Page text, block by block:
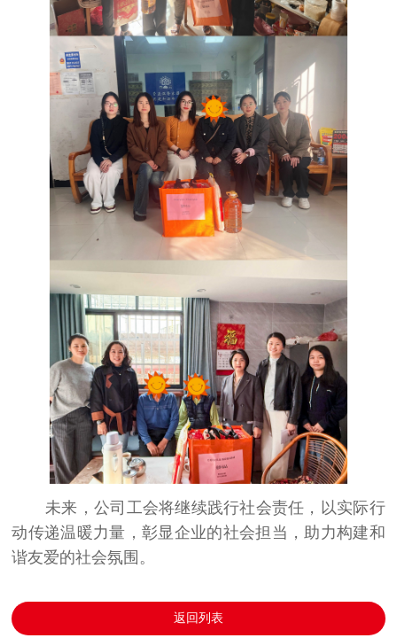
未来，公司工会将继续践行社会责任，以实际行
动传递温暖力量，彰显企业的社会担当，助力构建和
谐友爱的社会氛围。
返回列表